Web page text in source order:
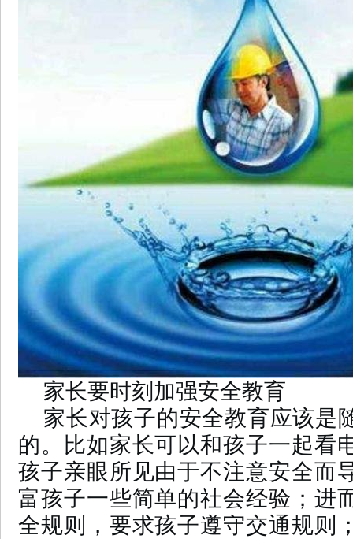
家长要时刻加强安全教育
家长对孩子的安全教育应该是
的。比如家长可以和孩子一起看
孩子亲眼所见由于不注意安全而
富孩子一些简单的社会经验；进
全规则，要求孩子遵守交通规则